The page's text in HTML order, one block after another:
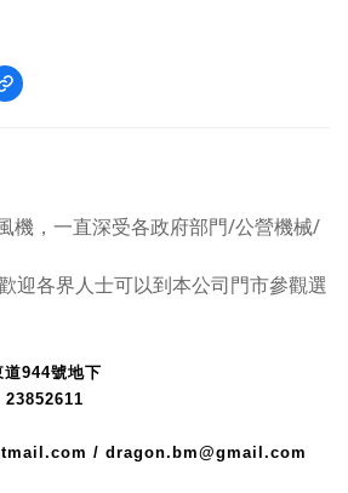
機，一直深受各政府部門/公營機械/
迎各界人士可以到本公司門市參觀選
944號地下
/ dragon.bm@gmail.com